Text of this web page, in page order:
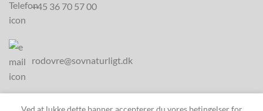
+45 36 70 57 00
rodovre@sovnaturligt.dk
Ved at lukke dette banner accepterer du vores betingelser for